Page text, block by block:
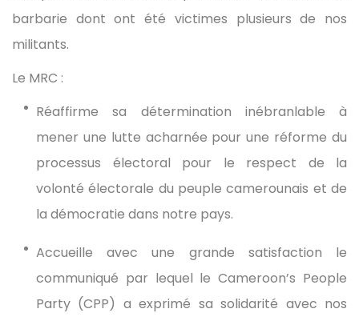
barbarie dont ont été victimes plusieurs de nos
militants.
Le MRC :
Réaffirme sa détermination inébranlable à
mener une lutte acharnée pour une réforme du
processus électoral pour le respect de la
volonté électorale du peuple camerounais et de
la démocratie dans notre pays.
Accueille avec une grande satisfaction le
communiqué par lequel le Cameroon’s People
Party (CPP) a exprimé sa solidarité avec nos